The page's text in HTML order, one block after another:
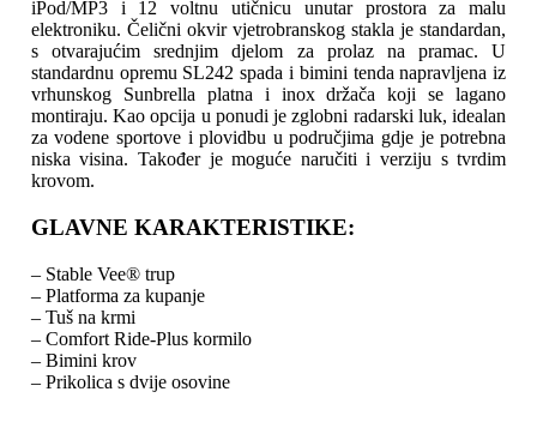
iPod/MP3 i 12 voltnu utičnicu unutar prostora za malu
elektroniku. Čelični okvir vjetrobranskog stakla je standardan,
s otvarajućim srednjim djelom za prolaz na pramac. U
standardnu opremu SL242 spada i bimini tenda napravljena iz
vrhunskog Sunbrella platna i inox držača koji se lagano
montiraju. Kao opcija u ponudi je zglobni radarski luk, idealan
za vodene sportove i plovidbu u područjima gdje je potrebna
niska visina. Također je moguće naručiti i verziju s tvrdim
krovom.
GLAVNE KARAKTERISTIKE:
– Stable Vee® trup
– Platforma za kupanje
– Tuš na krmi
– Comfort Ride-Plus kormilo
– Bimini krov
– Prikolica s dvije osovine